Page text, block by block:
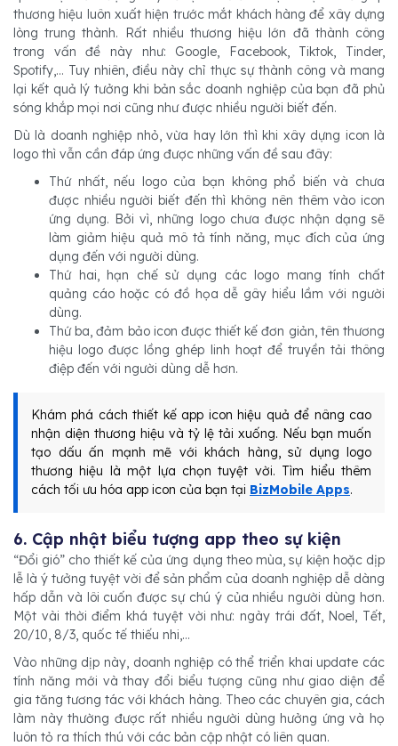
thương hiệu luôn xuất hiện trước mắt khách hàng để xây dựng
lòng trung thành. Rất nhiều thương hiệu lớn đã thành công
trong vấn đề này như: Google, Facebook, Tiktok, Tinder,
Spotify,... Tuy nhiên, điều này chỉ thực sự thành công và mang
lại kết quả lý tưởng khi bản sắc doanh nghiệp của bạn đã phủ
sóng khắp mọi nơi cũng như được nhiều người biết đến.
Dù là doanh nghiệp nhỏ, vừa hay lớn thì khi xây dựng icon là
logo thì vẫn cần đáp ứng được những vấn đề sau đây:
Thứ nhất, nếu logo của bạn không phổ biến và chưa
được nhiều người biết đến thì không nên thêm vào icon
ứng dụng. Bởi vì, những logo chưa được nhận dạng sẽ
làm giảm hiệu quả mô tả tính năng, mục đích của ứng
dụng đến với người dùng.
Thứ hai, hạn chế sử dụng các logo mang tính chất
quảng cáo hoặc có đồ họa dễ gây hiểu lầm với người
dùng.
Thứ ba, đảm bảo icon được thiết kế đơn giản, tên thương
hiệu logo được lồng ghép linh hoạt để truyền tải thông
điệp đến với người dùng dễ hơn.
Khám phá cách thiết kế app icon hiệu quả để nâng cao
nhận diện thương hiệu và tỷ lệ tải xuống. Nếu bạn muốn
tạo dấu ấn mạnh mẽ với khách hàng, sử dụng logo
thương hiệu là một lựa chọn tuyệt vời. Tìm hiểu thêm
cách tối ưu hóa app icon của bạn tại BizMobile Apps.
6. Cập nhật biểu tượng app theo sự kiện
“Đổi gió” cho thiết kế của ứng dụng theo mùa, sự kiện hoặc dịp
lễ là ý tưởng tuyệt vời để sản phẩm của doanh nghiệp dễ dàng
hấp dẫn và lôi cuốn được sự chú ý của nhiều người dùng hơn.
Một vài thời điểm khá tuyệt vời như: ngày trái đất, Noel, Tết,
20/10, 8/3, quốc tế thiếu nhi,...
Vào những dịp này, doanh nghiệp có thể triển khai update các
tính năng mới và thay đổi biểu tượng cũng như giao diện để
gia tăng tương tác với khách hàng. Theo các chuyên gia, cách
làm này thường được rất nhiều người dùng hưởng ứng và họ
luôn tỏ ra thích thú với các bản cập nhật có liên quan.